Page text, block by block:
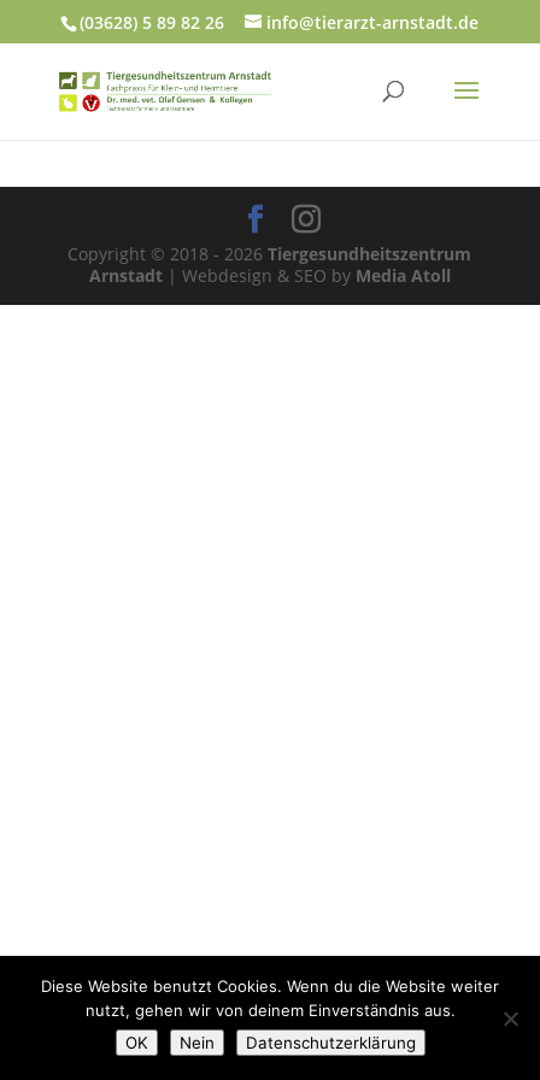
(03628) 5 89 82 26 info@tierarzt-arnstadt.de
Copyright © 2018 - 2026Tiergesundheitszentrum
Arnstadt| Webdesign & SEO by Media Atoll
Diese Website benutzt Cookies. Wenn du die Website weiter
nutzt, gehen wir von deinem Einverständnis aus.
OK
Nein Datenschutzerklärung